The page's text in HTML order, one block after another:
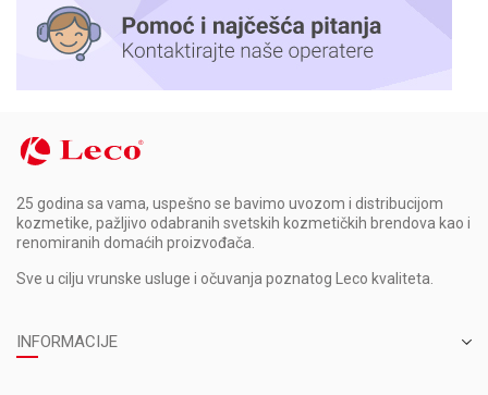
25 godina sa vama, uspešno se bavimo uvozom i distribucijom
kozmetike, pažljivo odabranih svetskih kozmetičkih brendova kao i
renomiranih domaćih proizvođača.
Sve u cilju vrunske usluge i očuvanja poznatog Leco kvaliteta.
INFORMACIJE